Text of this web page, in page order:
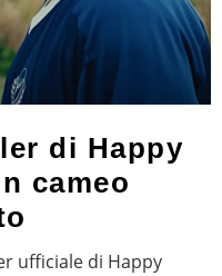
di Happy
cameo
ufficiale di Happy